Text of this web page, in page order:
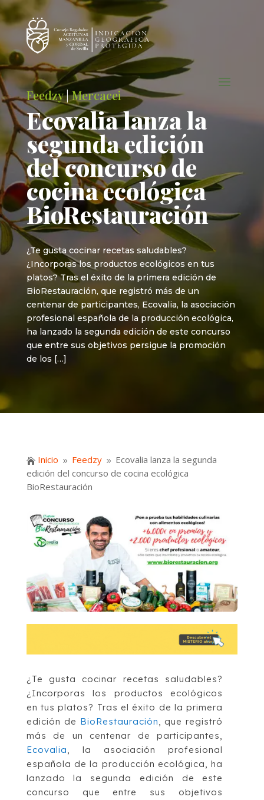
Feedzy|Mercacei
Ecovalia lanza la
segunda edición
del concurso de
cocina ecológica
BioRestauración
¿Te gusta cocinar recetas saludables?
¿Incorporas los productos ecológicos en tus
platos? Tras el éxito de la primera edición de
BioRestauración, que registró más de un
centenar de participantes, Ecovalia, la asociación
profesional española de la producción ecológica,
ha lanzado la segunda edición de este concurso
que entre sus objetivos persigue la promoción
de los […]
 Inicio 9 Feedzy 9 Ecovalia lanza la segunda
edición del concurso de cocina ecológica
BioRestauración
¿Te gusta cocinar recetas saludables?
¿Incorporas los productos ecológicos
en tus platos? Tras el éxito de la primera
edición de BioRestauración, que registró
más de un centenar de participantes,
Ecovalia, la asociación profesional
española de la producción ecológica, ha
lanzado la segunda edición de este
concurso que entre sus objetivos